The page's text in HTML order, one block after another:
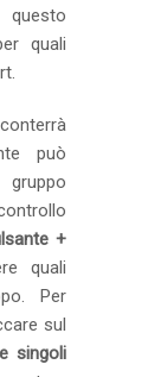
questo
quali
può
+
quali
Per
sul
singoli